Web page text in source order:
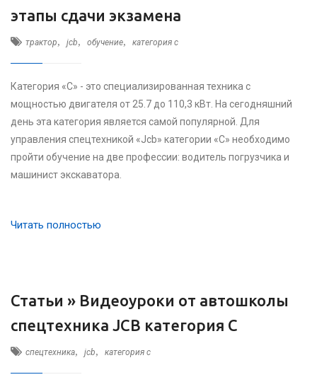
этапы сдачи экзамена
трактор, jcb, обучение, категория c
Категория «C» - это специализированная техника с
мощностью двигателя от 25.7 до 110,3 кВт. На сегодняшний
день эта категория является самой популярной. Для
управления спецтехникой «Jcb» категории «С» необходимо
пройти обучение на две профессии: водитель погрузчика и
машинист экскаватора.
Читать полностью
Статьи » Видеоуроки от автошколы
спецтехника JCB категория C
спецтехника, jcb, категория c